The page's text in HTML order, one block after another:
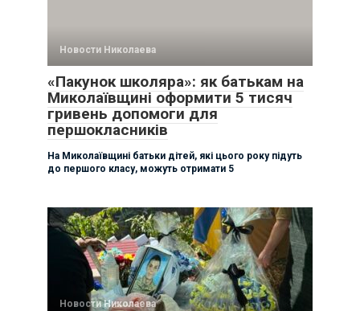
Новости Николаева
«Пакунок школяра»: як батькам на
Миколаївщині оформити 5 тисяч
гривень допомоги для
першокласників
На Миколаївщині батьки дітей, які цього року підуть
до першого класу, можуть отримати 5
Новости Николаева